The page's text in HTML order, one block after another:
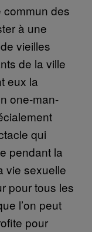
commun des
à une
vieilles
de la ville
eux la
one-man-
qui
pendant la
vie sexuelle
pour tous les
l’on peut
pour